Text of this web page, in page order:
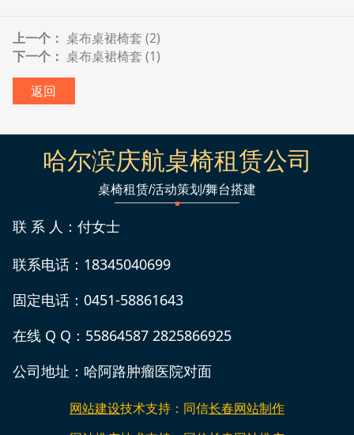
上一个： 桌布桌裙椅套 (2)
下一个： 桌布桌裙椅套 (1)
返回
哈尔滨庆航桌椅租赁公司
桌椅租赁/活动策划/舞台搭建
联 系 人：付女士
联系电话：18345040699
固定电话：0451-58861643
在线 Q Q：55864587 2825866925
公司地址：哈阿路肿瘤医院对面
网站建设技术支持：同信长春网站制作